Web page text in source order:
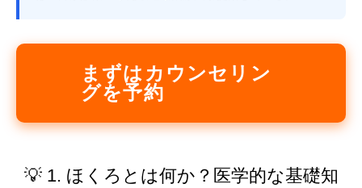
まずはカウンセリン
グを予約
💡 1. ほくろとは何か？医学的な基礎知